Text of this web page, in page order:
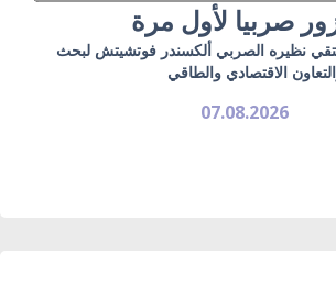
صربيا لأول مرة
نظيره الصربي ألكسندر فوتشيتش لبحث
الاقتصادي والطاقي
07.08.2026